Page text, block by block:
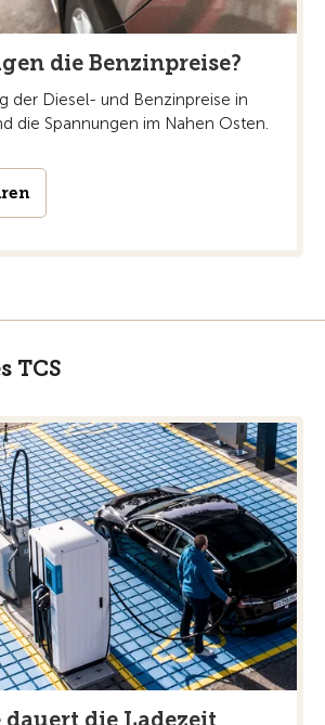
die Benzinpreise?
der Diesel- und Benzinpreise in
die Spannungen im Nahen Osten.
TCS